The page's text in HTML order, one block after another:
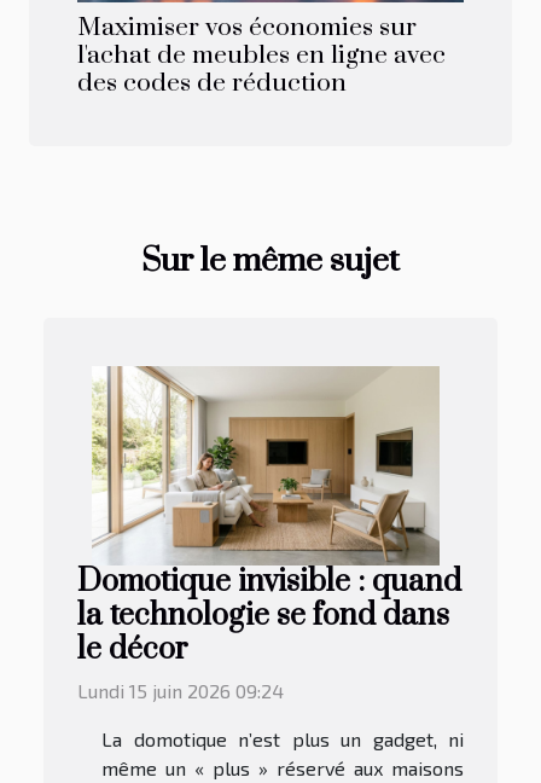
Maximiser vos économies sur
l'achat de meubles en ligne avec
des codes de réduction
Sur le même sujet
Domotique invisible : quand
la technologie se fond dans
le décor
Lundi 15 juin 2026 09:24
La domotique n’est plus un gadget, ni
même un « plus » réservé aux maisons